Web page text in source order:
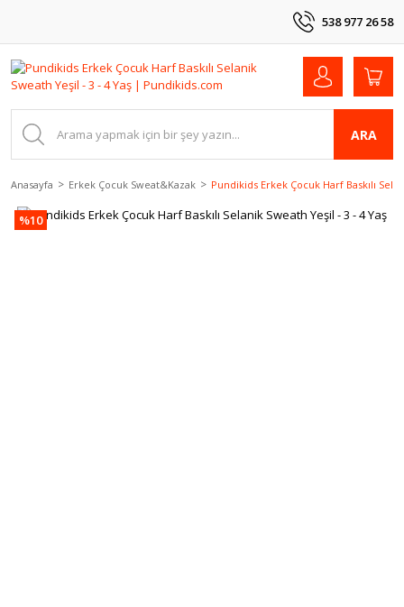
538 977 26 58
ARA
Anasayfa Erkek Çocuk Sweat&Kazak Pundikids Erkek Çocuk Harf Baskılı
%10